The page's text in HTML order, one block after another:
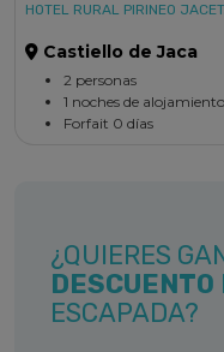
HOTEL RURAL PIRINEO
Castiello de Jaca
2 personas
1 noches de alojamiento
Forfait 0 días
¿QUIERES
DESCUENTO
ESCAPADA?